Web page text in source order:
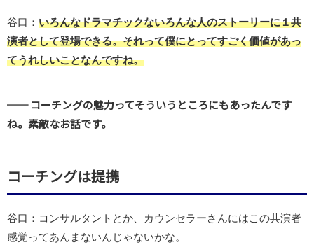
谷口： いろんなドラマチックないろんな人のストーリーに１共
演者として登場できる。それって僕にとってすごく価値があっ
てうれしいことなんですね。
── コーチングの魅力ってそういうところにもあったんです
ね。素敵なお話です。
コーチングは提携
谷口：コンサルタントとか、カウンセラーさんにはこの共演者
感覚ってあんまないんじゃないかな。